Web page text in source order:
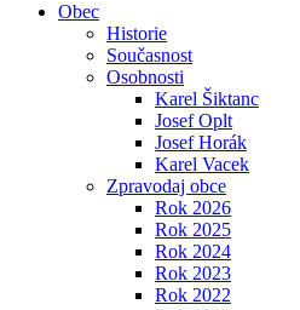
Obec
Historie
Současnost
Osobnosti
Karel Šiktanc
Josef Oplt
Josef Horák
Karel Vacek
Zpravodaj obce
Rok 2026
Rok 2025
Rok 2024
Rok 2023
Rok 2022